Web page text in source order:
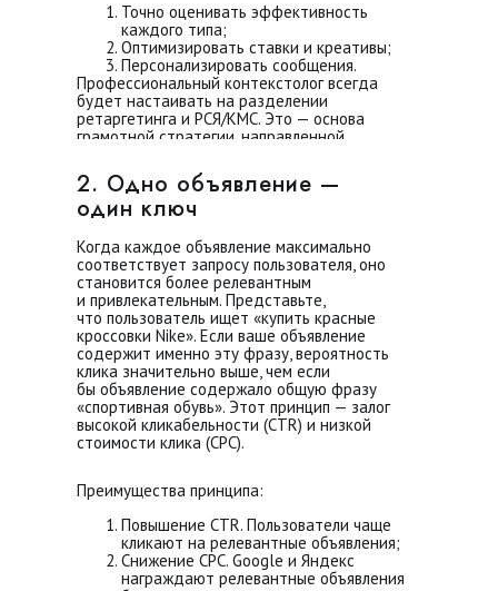
Точно оценивать эффективность
каждого типа;
Оптимизировать ставки и креативы;
Персонализировать сообщения.
Профессиональный контекстолог всегда
будет настаивать на разделении
ретаргетинга и РСЯ/КМС. Это — основа
грамотной стратегии, направленной
2. Одно объявление —
один ключ
Когда каждое объявление максимально
соответствует запросу пользователя, оно
становится более релевантным
и привлекательным. Представьте,
что пользователь ищет «купить красные
кроссовки Nike». Если ваше объявление
содержит именно эту фразу, вероятность
клика значительно выше, чем если
бы объявление содержало общую фразу
«спортивная обувь». Этот принцип — залог
высокой кликабельности (CTR) и низкой
стоимости клика (CPC).
Преимущества принципа:
Повышение CTR. Пользователи чаще
кликают на релевантные объявления;
Снижение CPC. Google и Яндекс
награждают релевантные объявления